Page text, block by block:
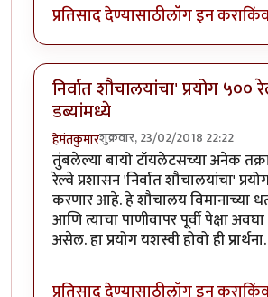
प्रतिसाद देण्यासाठीलॉग इन करा
निर्वात शौचालयांचा' प्रयोग ५००
डब्यांमध्ये
हेमंतकुमारशुक्रवार, 23/02/2018 22:22
तुंबलेल्या बायो टॉयलेटसच्या अनेक
रेल्वे प्रशासन 'निर्वात शौचालयांचा'
करणार आहे. हे शौचालय विमानाच्या
आणि त्याचा पाणीवापर पूर्वी पेक्षा
असेल. हा प्रयोग यशस्वी होवो ही प्रार्थना.